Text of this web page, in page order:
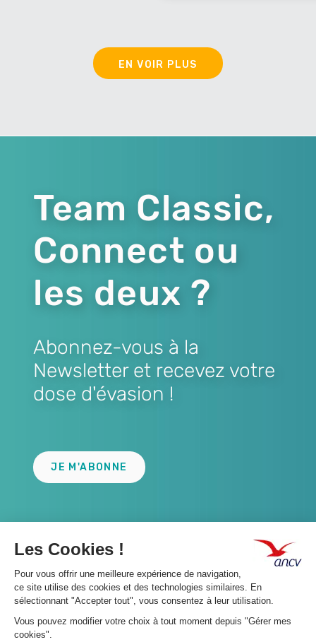
EN VOIR PLUS
Team Classic,
Connect ou
les deux ?
Abonnez-vous à la
Newsletter et recevez votre
dose d'évasion !
JE M'ABONNE